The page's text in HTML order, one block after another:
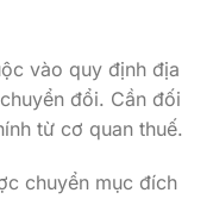
vào quy định địa
đổi. Cần đối
từ cơ quan thuế.
chuyển mục đích